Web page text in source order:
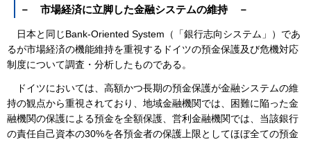
－ 市場経済に立脚した金融システムの維持 －
日本と同じBank-Oriented System（「銀行志向システム」）であ
るが市場経済の機能維持を重視するドイツの預金保護及び危機対応
制度について調査・分析したものである。
ドイツにおいては、高額かつ長期の預金保護が金融システムの維
持の観点から重視されており、地域金融機関では、困難に陥った金
融機関の保護による預金を全額保護、営利金融機関では、当該銀行
の責任自己資本の30%を各預金者の保護上限としてほぼ全ての預金